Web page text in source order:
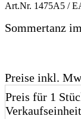
Art.Nr. 1475A5 /
Sommertanz
Preise inkl.
Preis für 1